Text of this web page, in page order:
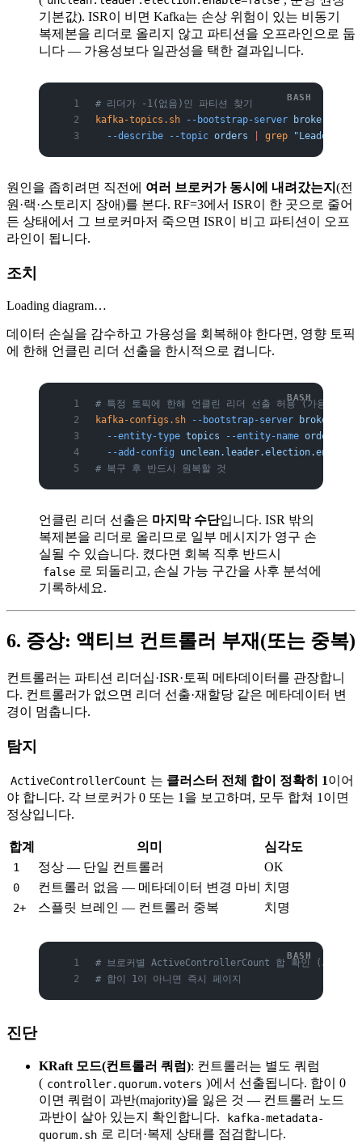
기본값). ISR이 비면 Kafka는 손상 위험이 있는 비동기
복제본을 리더로 올리지 않고 파티션을 오프라인으로 둡
니다 — 가용성보다 일관성을 택한 결과입니다.
# 리더가 -1(없음)인 파티션 찾기
kafka-topics.sh --bootstrap-server broker:9092
  --describe
--topic orders grep "Leader: -1"
원인을 좁히려면 직전에 여러 브로커가 동시에 내려갔는지 (전
원·랙·스토리지 장애)를 본다. RF=3에서 ISR이 한 곳으로 줄어
든 상태에서 그 브로커마저 죽으면 ISR이 비고 파티션이 오프
라인이 됩니다.
조치
Loading diagram…
데이터 손실을 감수하고 가용성을 회복해야 한다면, 영향 토픽
에 한해 언클린 리더 선출을 한시적으로 켭니다.
# 특정 토픽에 한해 언클린 리더 선출 허용 (가용성 우
kafka-configs.sh --bootstrap-server broker:9092
  --entity-type
topics --entity-name orders
  --add-config
unclean.leader.election.enable=
# 복구 후 반드시 원복할 것
언클린 리더 선출은 마지막 수단입니다. ISR 밖의
복제본을 리더로 올리므로 일부 메시지가 영구 손
실될 수 있습니다. 켰다면 회복 직후 반드시
false 로 되돌리고, 손실 가능 구간을 사후 분석에
기록하세요.
6. 증상: 액티브 컨트롤러 부재(또는 중복)
컨트롤러는 파티션 리더십·ISR·토픽 메타데이터를 관장합니
다. 컨트롤러가 없으면 리더 선출·재할당 같은 메타데이터 변
경이 멈춥니다.
탐지
ActiveControllerCount 는 클러스터 전체 합이 정확히 1이어
야 합니다. 각 브로커가 0 또는 1을 보고하며, 모두 합쳐 1이면
정상입니다.
합계 의미 심각도
1 정상 — 단일 컨트롤러 OK
0 컨트롤러 없음 — 메타데이터 변경 마비 치명
2+ 스플릿 브레인 — 컨트롤러 중복 치명
# 브로커별 ActiveControllerCount 합 확인 (JMX →
# 합이 1이 아니면 즉시 페이지
진단
KRaft 모드(컨트롤러 쿼럼): 컨트롤러는 별도 쿼럼
( controller.quorum.voters )에서 선출됩니다. 합이 0
이면 쿼럼이 과반(majority)을 잃은 것 — 컨트롤러 노드
과반이 살아 있는지 확인합니다.
kafka-metadata-
quorum.sh 로 리더·복제 상태를 점검합니다.